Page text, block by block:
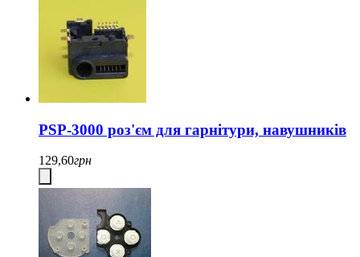
PSP-3000 роз'єм для гарнітури, навушників
129,60грн